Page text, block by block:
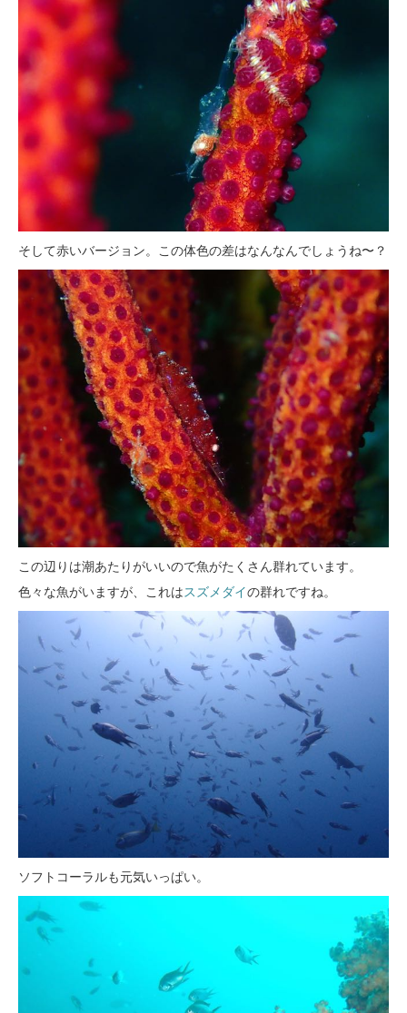
そして赤いバージョン。この体色の差はなんなんでしょうね〜？
この辺りは潮あたりがいいので魚がたくさん群れています。
色々な魚がいますが、これはスズメダイの群れですね。
ソフトコーラルも元気いっぱい。